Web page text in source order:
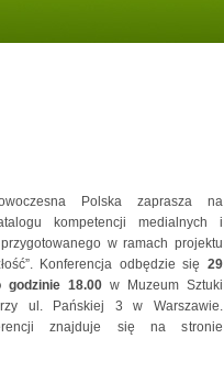
Polska zaprasza na
kompetencji medialnych i
w ramach projektu
Konferencja odbędzie się 29
18.00w Muzeum Sztuki
ul. Pańskiej 3 w Warszawie.
znajduje się na stronie